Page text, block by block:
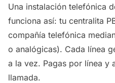
Una instalación telefónica
funciona así: tu centralita
compañía telefónica
o analógicas). Cada línea
a la vez. Pagas por línea y
llamada.